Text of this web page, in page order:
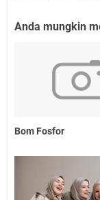
Anda mungkin
Bom Fosfor